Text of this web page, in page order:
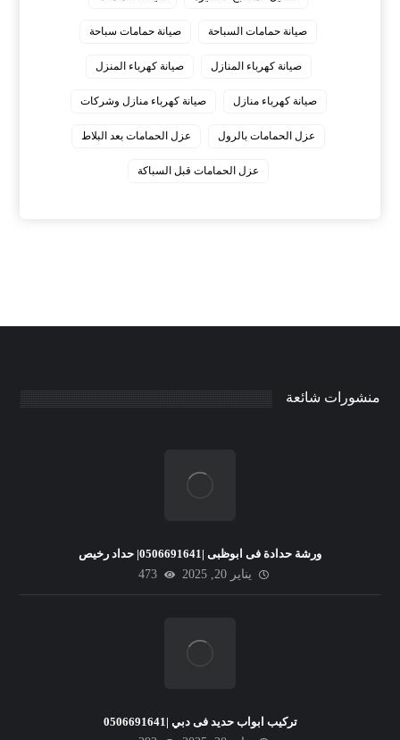
صيانة حمامات السباحة صيانة حمامات سباحة
صيانة كهرباء المنازل صيانة كهرباء المنزل
صيانة كهرباء منازل صيانة كهرباء منازل وشركات
عزل الحمامات بالرول عزل الحمامات بعد البلاط
عزل الحمامات قبل السباكة
منشورات شائعة
ورشة حدادة فى ابوظبى |0506691641| حداد رخيص
يناير 20, 2025
473
تركيب ابواب حديد فى دبي |0506691641